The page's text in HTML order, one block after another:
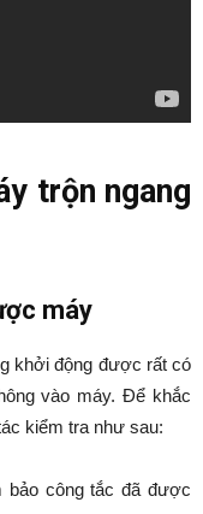
trộn ngang
máy
khởi động được rất có
vào máy. Để khắc
kiểm tra như sau:
bảo công tắc đã được